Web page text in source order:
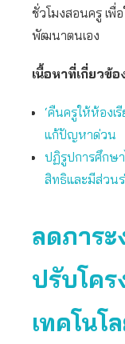
ชั่วโมงสอนครู เพื่
พัฒนาตนเอง
เนื้อหาที่เกี่ยวข้อ
‘คืนครูให้ห้องเ
แก้ปัญหาด่วน
ปฏิรูปการศึกษา
สิทธิและมีส่วน
ลดภาระ
ปรับโคร
เทคโนโ